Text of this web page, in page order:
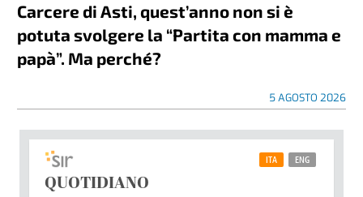
Carcere di Asti, quest’anno non si è
potuta svolgere la “Partita con mamma e
papà”. Ma perché?
5 AGOSTO 2026